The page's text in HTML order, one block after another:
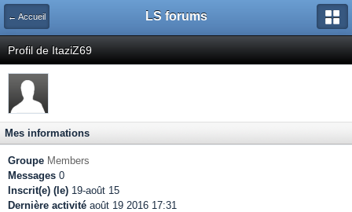
← Accueil LS forums
Profil de ItaziZ69
Mes informations
Groupe Members
Messages 0
Inscrit(e) (le) 19-août 15
Dernière activité août 19 2016 17:31